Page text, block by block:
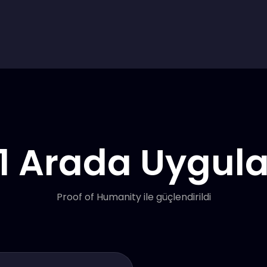
Arada
Proof of Humanity ile güçlendirildi